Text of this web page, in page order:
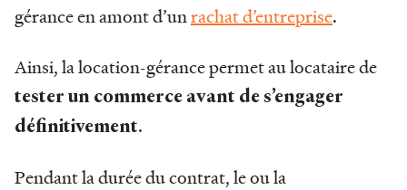
gérance en amont d’unrachat d’entreprise.
Ainsi, la location-gérance permet au locataire de
tester un commerce avant de s’engager
définitivement.
Pendant la durée du contrat, le ou la